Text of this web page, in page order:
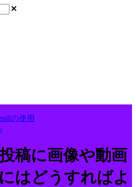
の使用
稿に画像や動画
はどうすればよ